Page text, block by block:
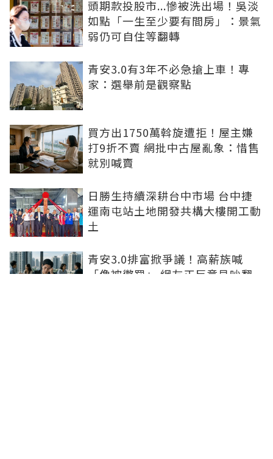
頭期款投股市...慘被洗出場！吳淡
如點「一生至少要有間房」：景氣
弱仍可自住等翻轉
青安3.0有3年不必急搶上車！專
家：選舉前是觀察點
買方出1750萬斡旋遭拒！屋主嫌
打9折不賣 網批中古屋亂象：惜售
就別喊賣
日勝生持續深耕台中市場 台中捷
運南屯站土地開發共構大樓開工動
土
青安3.0排富掀爭議！高薪族喊
「像被懲罰」 網友正反意見吵翻